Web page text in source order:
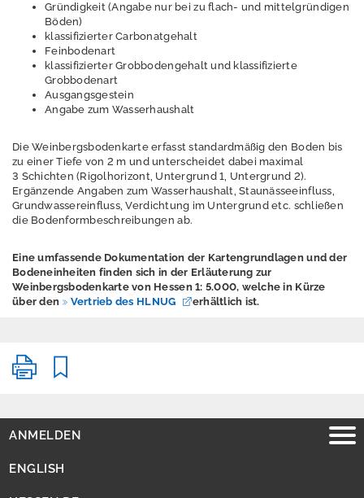
Übersicht über die
Produkte
Weinbaustandortatl
as
Weinbaustandortinf
ormation 1:5.000
Weinbaustandortka
rte
Dokumentation
Auswertung
Vorsorge
und
Zuständigkeiten
Dürre
Gründigkeit (Angabe nur bei zu flach- und mittelgründigen
Böden)
klassifizierter Carbonatgehalt
Feinbodenart
klassifizierter Grobbodengehalt und klassifizierte
Grobbodenart
Ausgangsgestein
Angabe zum Wasserhaushalt
Die Weinbergsbodenkarte erfasst standardmäßig den Boden bis
zu einer Tiefe von 2 m und unterscheidet dabei maximal
3 Schichten (Rigolhorizont, Untergrund 1, Untergrund 2).
Ergänzende Angaben zum Wasserhaushalt, Staunässeeinfluss,
Grundwassereinfluss, Verdichtung im Untergrund etc. schließen
die Bodenformbeschreibungen ab.
Eine umfassende Dokumentation der Kartengrundlagen und der
Bodeneinheiten finden sich in der Erläuterung zur
Weinbergsbodenkarte von Hessen 1: 5.000, welche in Kürze
über den
Vertrieb des HLNUG erhältlich ist.
ANMELDEN
ENGLISH